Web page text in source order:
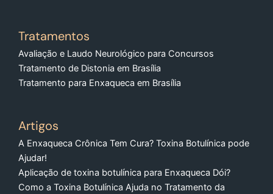
Tratamentos
Avaliação e Laudo Neurológico para Concursos
Tratamento de Distonia em Brasília
Tratamento para Enxaqueca em Brasília
Artigos
A Enxaqueca Crônica Tem Cura? Toxina Botulínica pode
Ajudar!
Aplicação de toxina botulínica para Enxaqueca Dói?
Como a Toxina Botulínica Ajuda no Tratamento da